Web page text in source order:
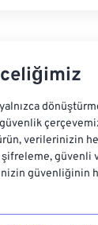
verilerinizin
şifreleme, güvenli
güvenliğinin